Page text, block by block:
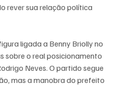
rever sua relação política
ligada a Benny Briolly no
sobre o real posicionamento
Neves. O partido segue
mas a manobra do prefeito